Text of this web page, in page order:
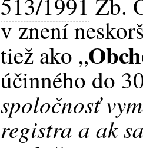
v znení
tiež ako „
účinného do
spoločnosť
registra a ak